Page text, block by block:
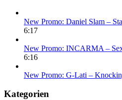
New Promo: Daniel Slam –
6:17
New Promo: INCARMA –
6:16
New Promo: G-Lati –
Kategorien